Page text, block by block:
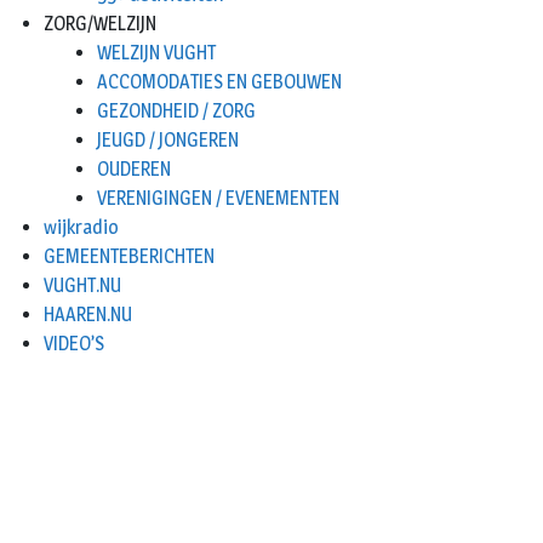
ZORG/WELZIJN
WELZIJN VUGHT
ACCOMODATIES EN GEBOUWEN
GEZONDHEID / ZORG
JEUGD / JONGEREN
OUDEREN
VERENIGINGEN / EVENEMENTEN
wijkradio
GEMEENTEBERICHTEN
VUGHT.NU
HAAREN.NU
VIDEO’S